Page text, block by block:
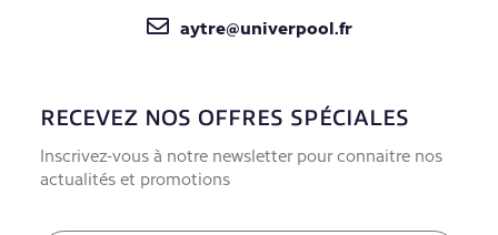
aytre@univerpool.fr
RECEVEZ NOS OFFRES SPÉCIALES
Inscrivez-vous à notre newsletter pour connaitre nos
actualités et promotions